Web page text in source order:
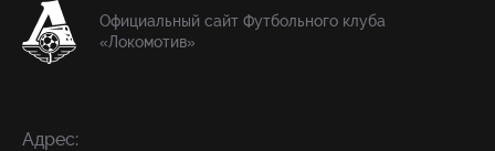
Официальный сайт Футбольного клуба
«Локомотив»
Адрес: